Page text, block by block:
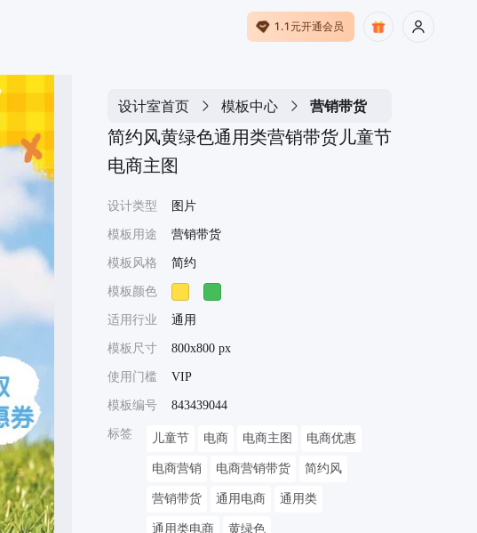
1.1元开通会员
设计室首页 模板中心 营销带货
简约风黄绿色通用类营销带货儿童节
电商主图
设计类型 图片
模板用途 营销带货
模板风格 简约
模板颜色
适用行业 通用
模板尺寸 800x800 px
使用门槛 VIP
模板编号 843439044
标签 儿童节 电商 电商主图 电商优惠
电商营销 电商营销带货 简约风
营销带货 通用电商 通用类
通用类电商 黄绿色